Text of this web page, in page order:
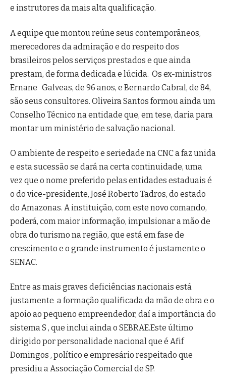
e instrutores da mais alta qualificação.
A equipe que montou reúne seus contemporâneos,
merecedores da admiração e do respeito dos
brasileiros pelos serviços prestados e que ainda
prestam, de forma dedicada e lúcida. Os ex-ministros
Ernane Galveas, de 96 anos, e Bernardo Cabral, de 84,
são seus consultores. Oliveira Santos formou ainda um
Conselho Técnico na entidade que, em tese, daria para
montar um ministério de salvação nacional.
O ambiente de respeito e seriedade na CNC a faz unida
e esta sucessão se dará na certa continuidade, uma
vez que o nome preferido pelas entidades estaduais é
o do vice-presidente, José Roberto Tadros, do estado
do Amazonas. A instituição, com este novo comando,
poderá, com maior informação, impulsionar a mão de
obra do turismo na região, que está em fase de
crescimento e o grande instrumento é justamente o
SENAC.
Entre as mais graves deficiências nacionais está
justamente a formação qualificada da mão de obra e o
apoio ao pequeno empreendedor, daí a importância do
sistema S , que inclui ainda o SEBRAE.Este último
dirigido por personalidade nacional que é Afif
Domingos , político e empresário respeitado que
presidiu a Associação Comercial de SP.